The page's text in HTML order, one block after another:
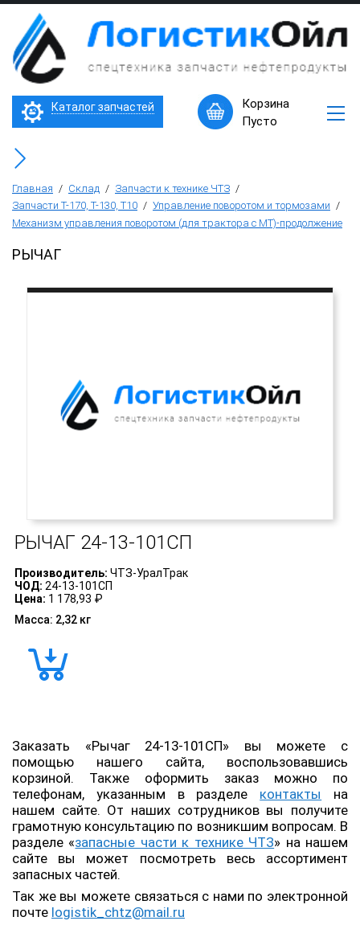
Бульдозер Б11
Бульдозер Б14
Трубоукладчики ТР12 /ТР20
×
Каталог запчастей
Корзина
Пусто
Главная / Склад / Запчасти к технике ЧТЗ /
Запчасти Т-170, Т-130, Т10 / Управление поворотом и тормозами /
Механизм управления поворотом (для трактора с МТ)-продолжение
РЫЧАГ
РЫЧАГ 24-13-101СП
Производитель: ЧТЗ-УралТрак
ЧОД: 24-13-101СП
Цена: 1 178,93 ₽
Масса: 2,32 кг
Заказать «Рычаг 24-13-101СП» вы можете с
помощью нашего сайта, воспользовавшись
корзиной. Также оформить заказ можно по
телефонам, указанным в разделе контакты
на
нашем сайте. От наших сотрудников вы получите
грамотную консультацию по возникшим вопросам. В
разделе «запасные части к технике ЧТЗ» на нашем
сайте вы может посмотреть весь ассортимент
запасных частей.
Так же вы можете связаться с нами по электронной
почте logistik_chtz@mail.ru
Запчасти
технике
ЧТЗ
Машины
Горячее
предложение